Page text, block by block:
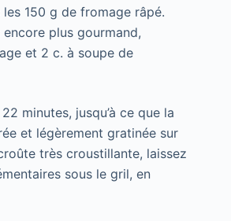
les 150 g de fromage râpé.
encore plus gourmand,
et 2 c. à soupe de
minutes, jusqu’à ce que la
et légèrement gratinée sur
très croustillante, laissez
sous le gril, en